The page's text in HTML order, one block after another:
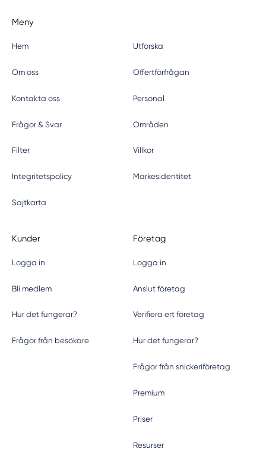
Meny
Hem Utforska
Om oss Offertförfrågan
Kontakta oss Personal
Frågor & Svar Områden
Filter Villkor
Integritetspolicy Märkesidentitet
Sajtkarta
Kunder
Logga in
Bli medlem
Hur det fungerar?
Frågor från besökare
Företag
Logga in
Anslut företag
Verifiera ert företag
Hur det fungerar?
Frågor från snickeriföretag
Premium
Priser
Resurser